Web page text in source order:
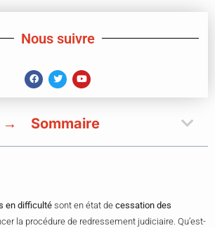
Nous suivre
Sommaire
en difficulté sont en état de cessation des
la procédure de redressement judiciaire. Qu’est-